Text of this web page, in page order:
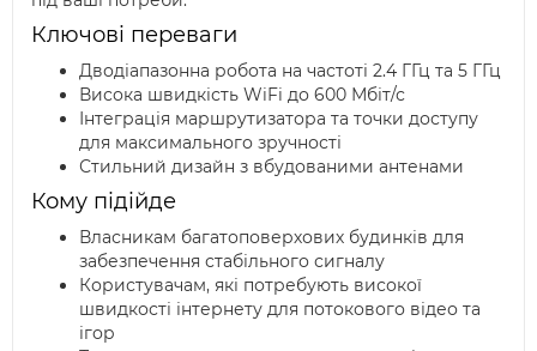
Ключові переваги
Дводіапазонна робота на частоті 2.4 ГГц та 5 ГГц
Висока швидкість WiFi до 600 Мбіт/с
Інтеграція маршрутизатора та точки доступу
для максимального зручності
Стильний дизайн з вбудованими антенами
Кому підійде
Власникам багатоповерхових будинків для
забезпечення стабільного сигналу
Користувачам, які потребують високої
швидкості інтернету для потокового відео та
ігор